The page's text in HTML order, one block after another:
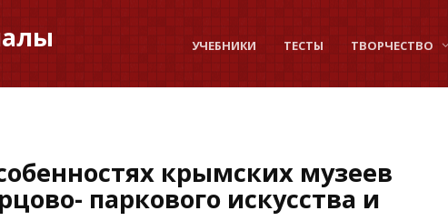
УЧЕБНИКИ ТЕСТЫ ТВОРЧЕСТВО
крымских музеев
паркового искусства и